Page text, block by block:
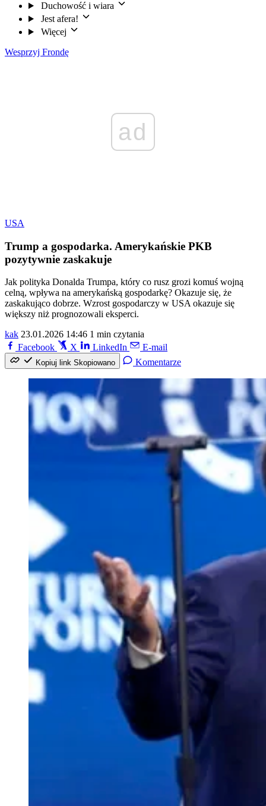
Duchowość i wiara
Jest afera!
Więcej
Wesprzyj Frondę
ad
USA
Trump a gospodarka. Amerykańskie PKB
pozytywnie zaskakuje
Jak polityka Donalda Trumpa, który co rusz grozi komuś wojną
celną, wpływa na amerykańską gospodarkę? Okazuje się, że
zaskakująco dobrze. Wzrost gospodarczy w USA okazuje się
większy niż prognozowali eksperci.
kak 23.01.2026 14:46 1 min czytania
Facebook
X LinkedIn E-mail
Kopiuj link Skopiowano Komentarze